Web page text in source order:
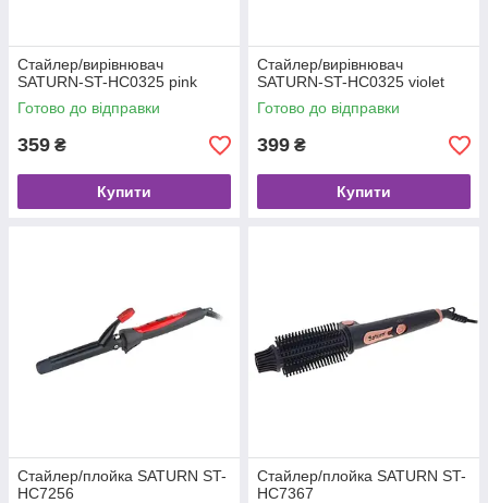
Стайлер/вирівнювач
SATURN-ST-HC0325 pink
Готово до відправки
359 ₴
Купити
Стайлер/вирівнювач
SATURN-ST-HC0325 violet
Готово до відправки
399 ₴
Купити
Стайлер/плойка SATURN ST-
HC7256
Стайлер/плойка SATURN ST-
HC7367